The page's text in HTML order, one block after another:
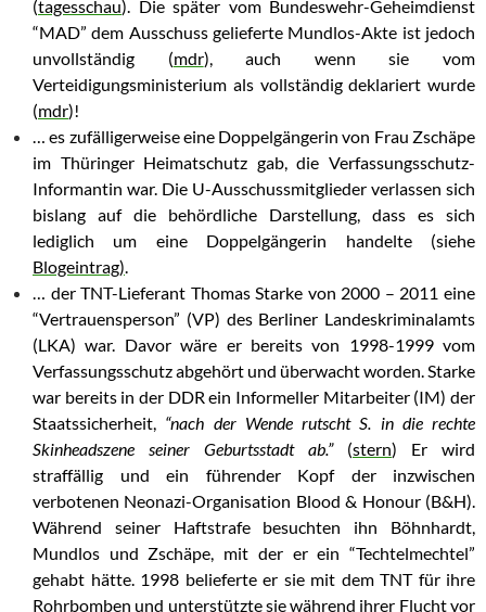
(tagesschau). Die später vom Bundeswehr-Geheimdienst
“MAD” dem Ausschuss gelieferte Mundlos-Akte ist jedoch
unvollständig (mdr), auch wenn sie vom
Verteidigungsministerium als vollständig deklariert wurde
(mdr)!
… es zufälligerweise eine Doppelgängerin von Frau Zschäpe
im Thüringer Heimatschutz gab, die Verfassungsschutz-
Informantin war. Die U-Ausschussmitglieder verlassen sich
bislang auf die behördliche Darstellung, dass es sich
lediglich um eine Doppelgängerin handelte (siehe
Blogeintrag).
… der TNT-Lieferant Thomas Starke von 2000 – 2011 eine
“Vertrauensperson” (VP) des Berliner Landeskriminalamts
(LKA) war. Davor wäre er bereits von 1998-1999 vom
Verfassungsschutz abgehört und überwacht worden. Starke
war bereits in der DDR ein Informeller Mitarbeiter (IM) der
Staatssicherheit, “nach der Wende rutscht S. in die rechte
Skinheadszene seiner Geburtsstadt ab.”(stern) Er wird
straffällig und ein führender Kopf der inzwischen
verbotenen Neonazi-Organisation Blood & Honour (B&H).
Während seiner Haftstrafe besuchten ihn Böhnhardt,
Mundlos und Zschäpe, mit der er ein “Techtelmechtel”
gehabt hätte. 1998 belieferte er sie mit dem TNT für ihre
Rohrbomben und unterstützte sie während ihrer Flucht vor